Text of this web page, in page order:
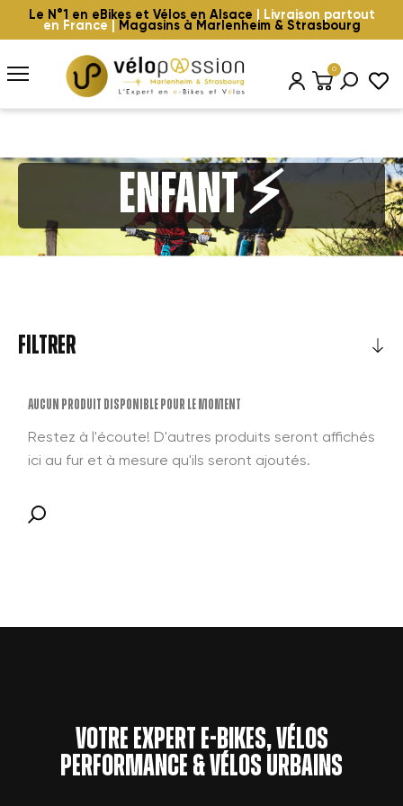
Le N°1 en eBikes et Vélos en Alsace | Livraison partout
en France | Magasins à Marlenheim & Strasbourg
0
Enfant ⚡️
FILTRER
Aucun produit disponible pour le moment
Restez à l'écoute! D'autres produits seront affichés
ici au fur et à mesure qu'ils seront ajoutés.
Votre expert e-bikes, vélos
performance & vélos urbains